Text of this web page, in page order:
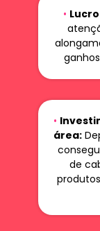
•
•
área:
de